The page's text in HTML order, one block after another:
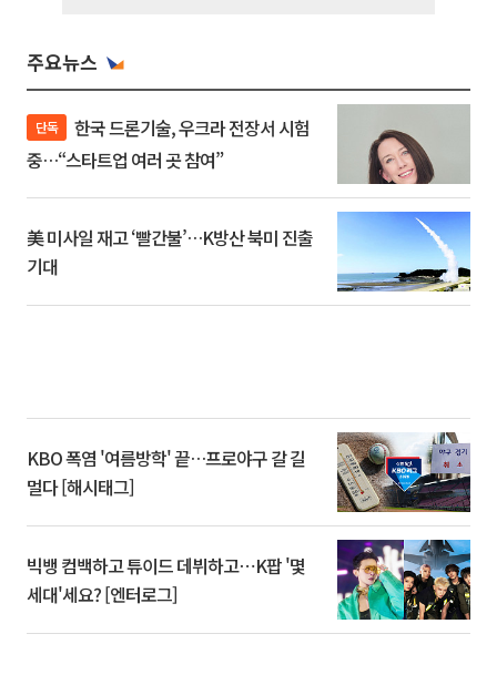
주요뉴스
단독
중…“스타트업 여러 곳 참여”
美 미사일 재고 ‘빨간불’…K방산 북미 진출
기대
KBO 폭염 '여름방학' 끝…프로야구 갈 길
멀다 [해시태그]
빅뱅 컴백하고 튜이드 데뷔하고⋯K팝 '몇
세대'세요? [엔터로그]